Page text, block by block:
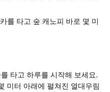
를 타고 숲 캐노피 바로 몇 미
타고 하루를 시작해 보세요.
미터 아래에 펼쳐진 열대우림